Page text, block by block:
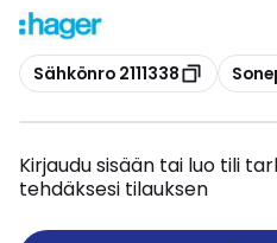
Kopioi
Sähkönro 2111338 Kopioi
Kirjaudu sisään tai luo tili
tehdäksesi tilauksen